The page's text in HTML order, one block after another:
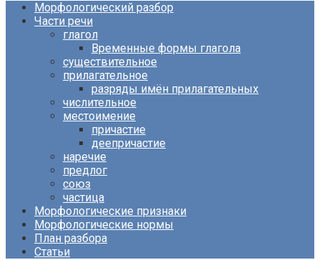
Морфологический разбор
Части речи
глагол
Временные формы глагола
существительное
прилагательное
разряды имён прилагательных
числительное
местоимение
причастие
деепричастие
наречие
предлог
союз
частица
Морфологические признаки
Морфологические нормы
План разбора
Статьи